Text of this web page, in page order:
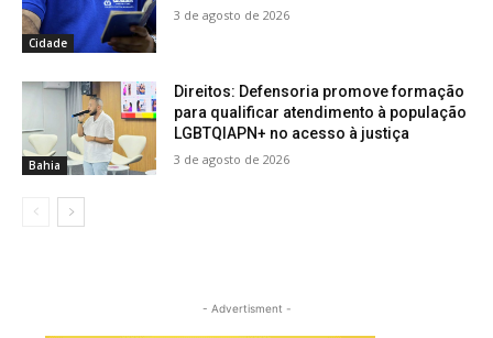
Cidade
3 de agosto de 2026
Bahia
Direitos: Defensoria promove formação
para qualificar atendimento à população
LGBTQIAPN+ no acesso à justiça
3 de agosto de 2026
- Advertisment -